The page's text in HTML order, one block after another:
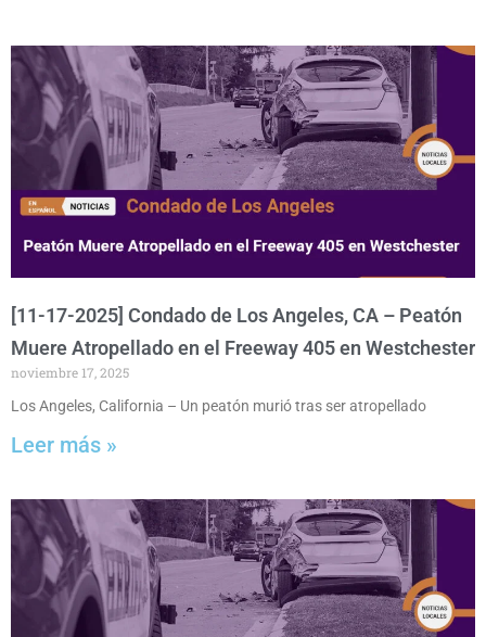
[11-17-2025] Condado de Los Angeles, CA – Peatón
Muere Atropellado en el Freeway 405 en Westchester
noviembre 17, 2025
Los Angeles, California – Un peatón murió tras ser atropellado
Leer más »